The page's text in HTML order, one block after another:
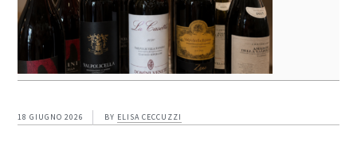
18 GIUGNO 2026 BY ELISA CECCUZZI